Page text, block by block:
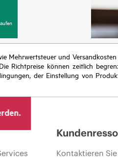
Mehrwertsteuer und
Richtpreise können zeitlich
der Einstellung von
Kontaktieren